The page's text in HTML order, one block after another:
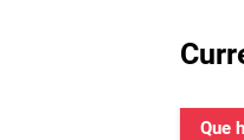
Que